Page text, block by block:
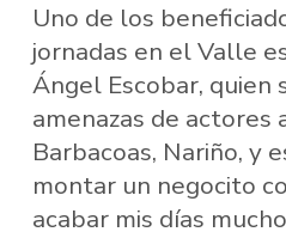
Uno de los
jornadas en el Valle
Ángel Escobar, quien
amenazas de actores
Barbacoas, Nariño, y
montar un negocito
acabar mis días